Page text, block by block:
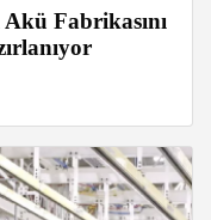
Fabrikasını